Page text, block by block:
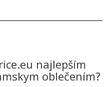
najlepším
oblečením?